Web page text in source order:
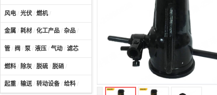
风电 / 光伏 / 燃机/
金属 / 耗材 / 化工产品 / 杂品 /
管 / 阀 / 泵 / 液压 / 气动 / 滤芯
燃料 / 除灰 / 脱硫 / 脱硝 /
起重 / 输送/ 转动设备 / 给料 /